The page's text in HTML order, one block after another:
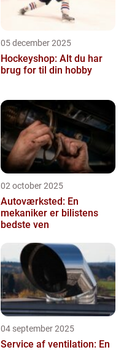
05 december 2025
Hockeyshop: Alt du har
brug for til din hobby
02 october 2025
Autoværksted: En
mekaniker er bilistens
bedste ven
04 september 2025
Service af ventilation: En